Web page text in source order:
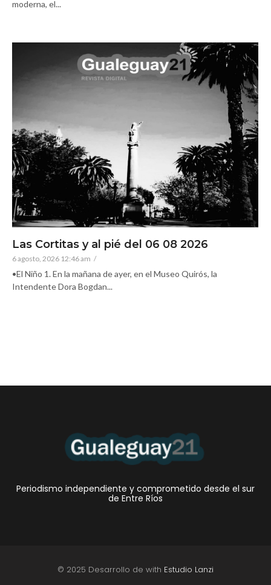
moderna, el...
Las Cortitas y al pié del 06 08 2026
6 agosto, 2026 12:46 am /
•El Niño 1. En la mañana de ayer, en el Museo Quirós, la
Intendente Dora Bogdan...
Periodismo independiente y comprometido desde el sur
de Entre Ríos
© 2025 Desarrollo de with Estudio Lanzi